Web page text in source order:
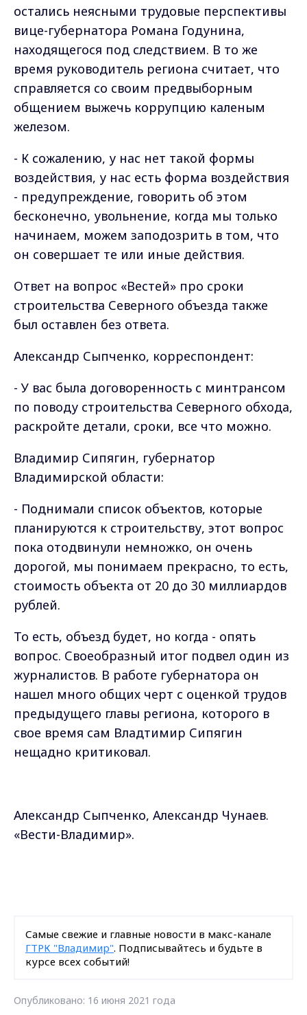
остались неясными трудовые перспективы
вице-губернатора Романа Годунина,
находящегося под следствием. В то же
время руководитель региона считает, что
справляется со своим предвыборным
общением выжечь коррупцию каленым
железом.
- К сожалению, у нас нет такой формы
воздействия, у нас есть форма воздействия
- предупреждение, говорить об этом
бесконечно, увольнение, когда мы только
начинаем, можем заподозрить в том, что
он совершает те или иные действия.
Ответ на вопрос «Вестей» про сроки
строительства Северного объезда также
был оставлен без ответа.
Александр Сыпченко, корреспондент:
- У вас была договоренность с минтрансом
по поводу строительства Северного обхода,
раскройте детали, сроки, все что можно.
Владимир Сипягин, губернатор
Владимирской области:
- Поднимали список объектов, которые
планируются к строительству, этот вопрос
пока отодвинули немножко, он очень
дорогой, мы понимаем прекрасно, то есть,
стоимость объекта от 20 до 30 миллиардов
рублей.
То есть, объезд будет, но когда - опять
вопрос. Своеобразный итог подвел один из
журналистов. В работе губернатора он
нашел много общих черт с оценкой трудов
предыдущего главы региона, которого в
свое время сам Владтимир Сипягин
нещадно критиковал.
Александр Сыпченко, Александр Чунаев.
«Вести-Владимир».
Самые свежие и главные новости в макс-канале
ГТРК "Владимир". Подписывайтесь и будьте в
курсе всех событий!
Опубликовано: 16 июня 2021 года